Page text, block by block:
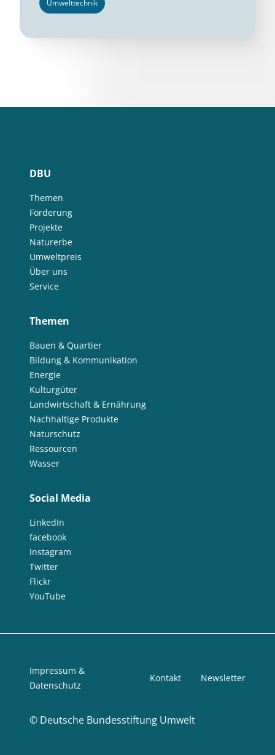
Umwelttechnik
DBU
Themen
Förderung
Projekte
Naturerbe
Umweltpreis
Über uns
Service
Themen
Bauen & Quartier
Bildung & Kommunikation
Energie
Kulturgüter
Landwirtschaft & Ernährung
Nachhaltige Produkte
Naturschutz
Ressourcen
Wasser
Social Media
LinkedIn
facebook
Instagram
Twitter
Flickr
YouTube
© Deutsche Bundesstiftung Umwelt
Impressum &
Datenschutz
Kontakt Newsletter